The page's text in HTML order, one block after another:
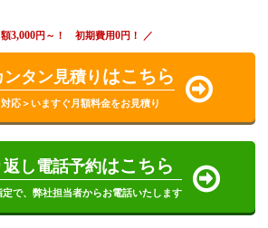
3,000円～！ 初期費用0円！ ／
タン見積りはこちら
対応＞いますぐ月額料金をお見積り
し電話予約はこちら
定で、弊社担当者からお電話いたします